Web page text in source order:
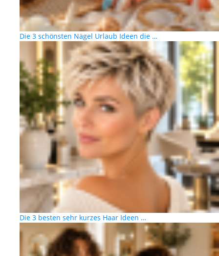
Die 3 schönsten Nägel Urlaub Ideen die …
Die 3 besten sehr kurzes Haar Ideen …